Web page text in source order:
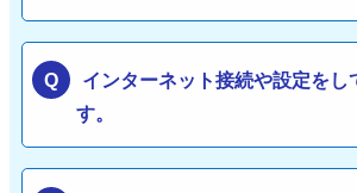
インターネット接続や設定をし
す。